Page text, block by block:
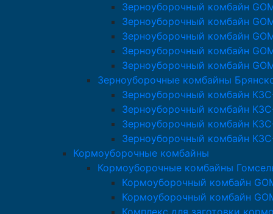
Зерноуборочный комбайн
Зерноуборочный комбайн
Зерноуборочный комбайн
Зерноуборочный комбайн
Зерноуборочный комбайн
Зерноуборочные комбайны
Зерноуборочный комбайн
Зерноуборочный комбайн
Зерноуборочный комбайн
Зерноуборочный комбайн
Кормоуборочные комбайны
Кормоуборочные комбайны
Кормоуборочный комбайн
Кормоуборочный комбайн
Комплекс для заготовки